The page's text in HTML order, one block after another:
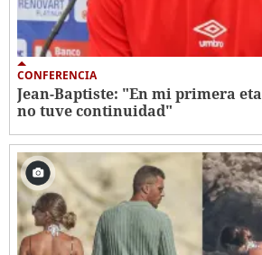
CONFERENCIA
Jean-Baptiste: "En mi primera
no tuve continuidad"